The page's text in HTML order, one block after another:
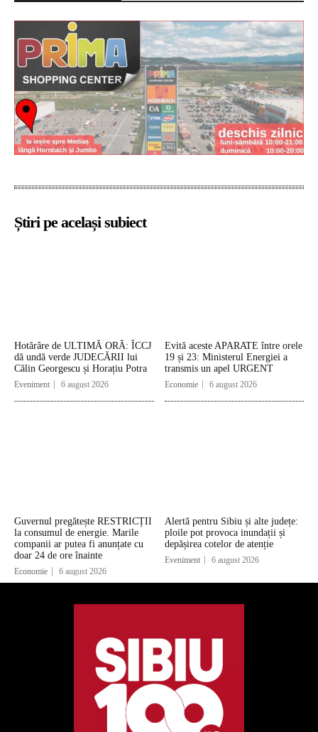
Știri pe același subiect
Hotărâre de ULTIMĂ ORĂ: ÎCCJ
dă undă verde JUDECĂRII lui
Călin Georgescu și Horațiu Potra
Eveniment 6 august 2026
Evită aceste APARATE între orele
19 și 23: Ministerul Energiei a
transmis un apel URGENT
Economie 6 august 2026
Guvernul pregătește RESTRICȚII
la consumul de energie. Marile
companii ar putea fi anunțate cu
doar 24 de ore înainte
Economie 6 august 2026
Alertă pentru Sibiu și alte județe:
ploile pot provoca inundații și
depășirea cotelor de atenție
Eveniment 6 august 2026